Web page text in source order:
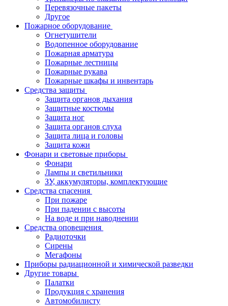
Перевязочные пакеты
Другое
Пожарное оборудование
Огнетушители
Водопенное оборудование
Пожарная арматура
Пожарные лестницы
Пожарные рукава
Пожарные шкафы и инвентарь
Средства защиты
Защита органов дыхания
Защитные костюмы
Защита ног
Защита органов слуха
Защита лица и головы
Защита кожи
Фонари и световые приборы
Фонари
Лампы и светильники
ЗУ, аккумуляторы, комплектующие
Средства спасения
При пожаре
При падении с высоты
На воде и при наводнении
Средства оповещения
Радиоточки
Сирены
Мегафоны
Приборы радиационной и химической разведки
Другие товары
Палатки
Продукция с хранения
Автомобилисту